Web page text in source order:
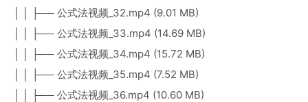
│ │ ├── 公式法视频_32.mp4 (9.01 MB)
│ │ ├── 公式法视频_33.mp4 (14.69 MB)
│ │ ├── 公式法视频_34.mp4 (15.72 MB)
│ │ ├── 公式法视频_35.mp4 (7.52 MB)
│ │ ├── 公式法视频_36.mp4 (10.60 MB)